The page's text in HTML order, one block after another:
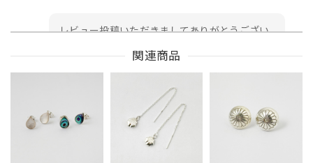
レビュー投稿いただきましてありがとうござい
ザインですよね！！ピカピカのシルバーは、石
鹸で洗ってジップロックのような袋に入れてい
ただくと維持できますので、是非やってみてく
ださいね！ありがとうございました。
関連商品